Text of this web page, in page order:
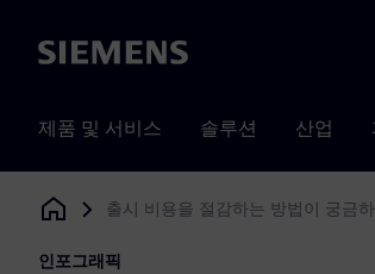
Siemens
제품 및 서비스 솔루션 산업
Siemens Digital Industries Software
출시 비용을 절감하는 방법이 궁금
인포그래픽